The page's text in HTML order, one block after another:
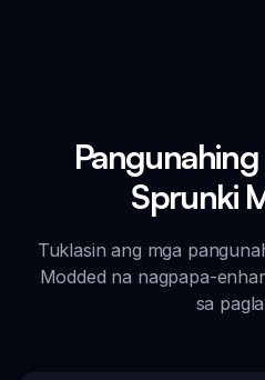
Sprunki
Tuklasin ang mga
Modded na nagpapa-
sa